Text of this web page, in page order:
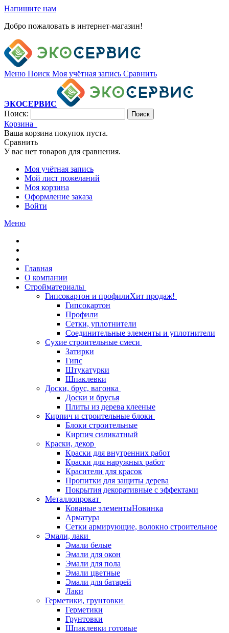
Напишите нам
Добро пожаловать в интернет-магазин!
Меню Поиск Моя учётная запись Сравнить
ЭКОСЕРВИС
Поиск:
Поиск
Корзина
Ваша корзина покупок пуста.
Сравнить
У вас нет товаров для сравнения.
Моя учётная запись
Мой лист пожеланий
Моя корзина
Оформление заказа
Войти
Меню
Главная
О компании
Стройматериалы
Гипсокартон и профилиХит продаж!
Гипсокартон
Профили
Сетки, уплотнители
Соединительные элементы и уплотнители
Сухие строительные смеси
Затирки
Гипс
Штукатурки
Шпаклевки
Доски, брус, вагонка
Доски и брусья
Плиты из дерева клееные
Кирпич и строительные блоки
Блоки строительные
Кирпич силикатный
Краски, декор
Краски для внутренних работ
Краски для наружных работ
Красители для красок
Пропитки для защиты дерева
Покрытия декоративные с эффектами
Металлопрокат
Кованые элементыНовинка
Арматура
Сетки армирующие, волокно строительное
Эмали, лаки
Эмали белые
Эмали для окон
Эмали для пола
Эмали цветные
Эмали для батарей
Лаки
Герметики, грунтовки
Герметики
Грунтовки
Шпаклевки готовые